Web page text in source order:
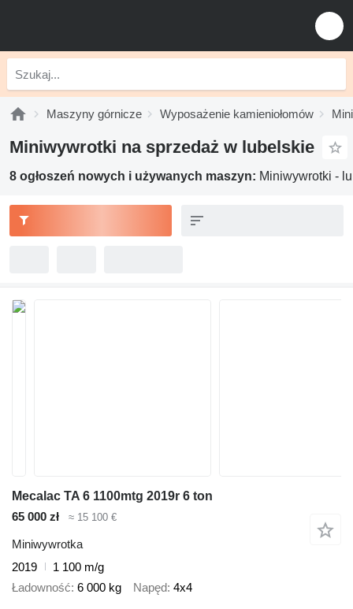
Maszyny górnicze Wyposażenie kamieniołomów
Miniwywrotki na sprzedaż w lubelskie
8 ogłoszeń nowych i używanych maszyn: Miniwywrotki -
Mecalac TA 6 1100mtg 2019r 6 ton
65 000 zł
≈ 15 100 €
Miniwywrotka
2019
1 100 m/g
Ładowność 6 000 kg Napęd 4x4